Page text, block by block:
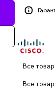
Все
Все